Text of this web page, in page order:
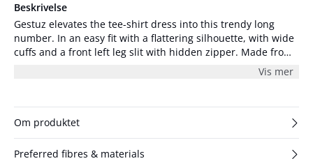
Beskrivelse
Gestuz elevates the tee-shirt dress into this trendy long
number. In an easy fit with a flattering silhouette, with wide
cuffs and a front left leg slit with hidden zipper. Made from
a responsible blend of recycled materials. Available in two
Vis mer
Om produktet
Preferred fibres & materials